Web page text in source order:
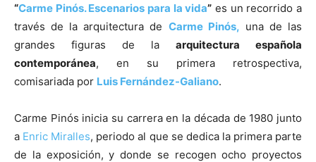
“Carme Pinós. Escenarios para la vida” es un recorrido a
través de la arquitectura de Carme Pinós, una de las
grandes figuras de la arquitectura española
contemporánea, en su primera retrospectiva,
comisariada por Luis Fernández-Galiano.
Carme Pinós inicia su carrera en la década de 1980 junto
a Enric Miralles, periodo al que se dedica la primera parte
de la exposición, y donde se recogen ocho proyectos